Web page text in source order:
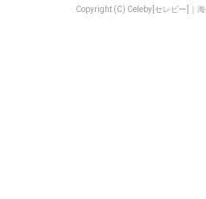
Copyright (C) Celeby[セレビー]｜